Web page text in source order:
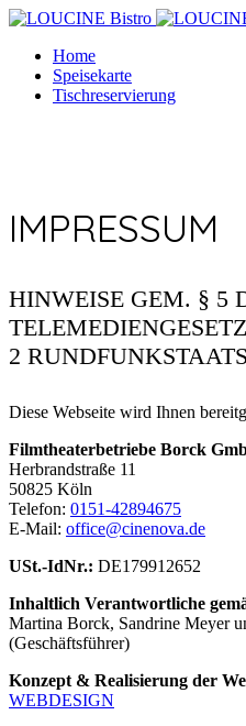
Home
Speisekarte
Tischreservierung
IMPRESSUM
HINWEISE GEM. § 5
2
Diese Webseite wird Ihnen
Filmtheaterbetriebe Borck
Herbrandstraße 11
50825 Köln
Telefon: 0151-42894675
E-Mail: office@cinenova.de
USt.-IdNr.: DE179912652
Inhaltlich Verantwortliche
Martina Borck, Sandrine Meyer
(Geschäftsführer)
Konzept & Realisierung der
WEBDESIGN